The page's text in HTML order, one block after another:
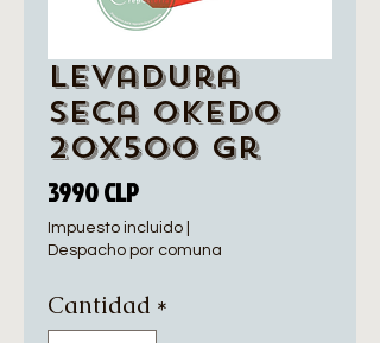
Levadura
seca Okedo
20x500 gr
3990 CLPPrecio
Impuesto incluido
Despacho por comuna
Cantidad *